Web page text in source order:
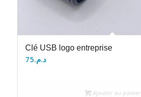
Clé USB logo entreprise
د.م.75
Ajouter au panier